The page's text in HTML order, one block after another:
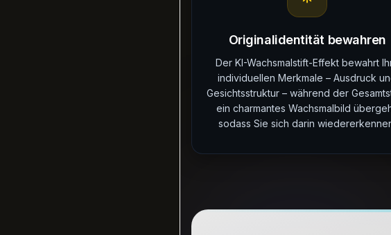
Originalidentität bewahren
Der KI-Wachsmalstift-Effekt bewahrt
individuellen Merkmale – Ausdruck
Gesichtsstruktur – während der
ein charmantes Wachsmalbild
sodass Sie sich darin